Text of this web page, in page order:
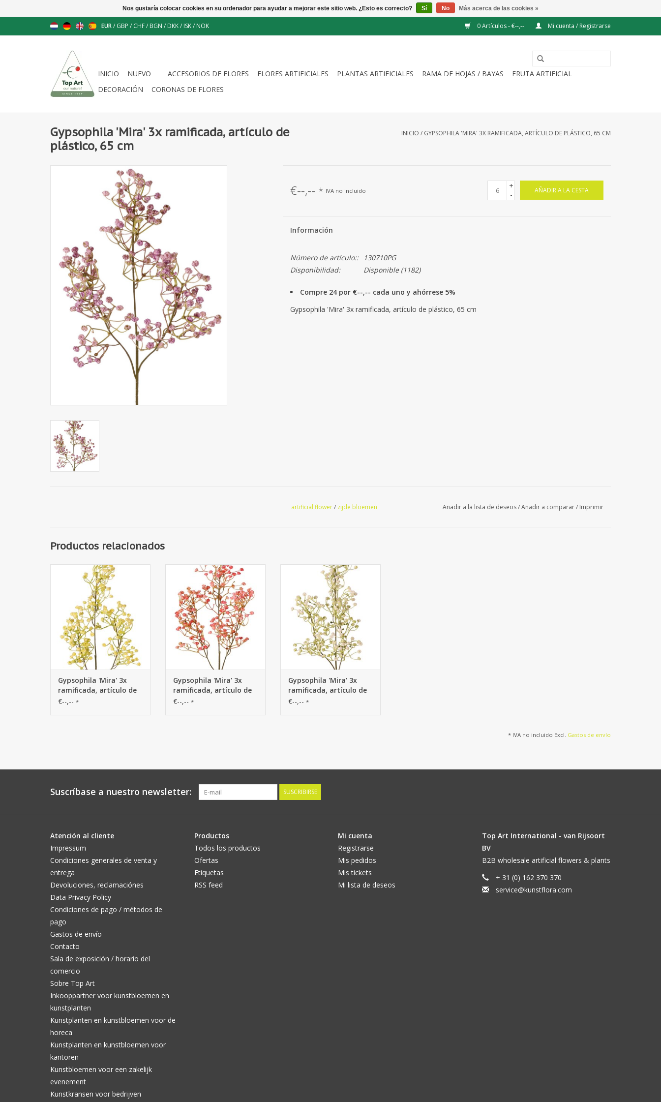
EUR/ GBP / CHF/ BGN / DKK/ ISK/ NOK 0 Artículos - €--,-- Mi cuenta / Registrarse
INICIO NUEVO ACCESORIOS DE FLORES FLORES ARTIFICIALES PLANTAS ARTIFICIALES RAMA DE HOJAS / BAYAS
FRUTA ARTIFICIAL
DECORACIÓN
CORONAS DE FLORES
Gypsophila 'Mira' 3x ramificada, artículo de
plástico, 65 cm
INICIO / GYPSOPHILA 'MIRA' 3X RAMIFICADA, ARTÍCULO DE PLÁSTICO, 65 CM
€--,-- * IVA no incluido
+
-
AÑADIR A LA CESTA
Información
Número de artículo::
130710PG
Disponibilidad:
Disponible(1182)
Compre 24 por €--,-- cada uno y ahórrese 5%
Gypsophila 'Mira' 3x ramificada, artículo de plástico, 65 cm
artificial flower/ zijde bloemen Añadir a la lista de deseos/Añadir a comparar/ Imprimir
Productos relacionados
130710AG - Gypsophila 'Mira' 3x
ramificada, artículo de plástico,
65 cm
Gypsophila 'Mira' 3x
ramificada, artículo de
plástico, 65 cm
€--,-- *
130710RS - Gypsophila 'Mira' 3x
ramificada, artículo de plástico,
65 cm
Gypsophila 'Mira' 3x
ramificada, artículo de
plástico, 65 cm
€--,-- *
130710WG - Gypsophila 'Mira'
3x ramificada, artículo de
plástico, 65 cm
Gypsophila 'Mira' 3x
ramificada, artículo de
plástico, 65 cm
€--,-- *
* IVA no incluido Excl. Gastos de envío
Suscríbase a nuestro newsletter: SUSCRIBIRSE
Atención al cliente
Impressum
Condiciones generales de venta y
entrega
Devoluciones, reclamaciónes
Data Privacy Policy
Condiciones de pago / métodos de
pago
Gastos de envío
Contacto
Sala de exposición / horario del
comercio
Sobre Top Art
Inkooppartner voor kunstbloemen en
kunstplanten
Kunstplanten en kunstbloemen voor de
horeca
Kunstplanten en kunstbloemen voor
kantoren
Kunstbloemen voor een zakelijk
evenement
Kunstkransen voor bedrijven
Productos
Todos los productos
Ofertas
Etiquetas
RSS feed
Mi cuenta
Registrarse
Mis pedidos
Mis tickets
Mi lista de deseos
Top Art International - van Rijsoort
BV
B2B wholesale artificial flowers & plants
+ 31 (0) 162 370 370
service@kunstflora.com
Nos gustaría colocar cookies en su ordenador para ayudar a mejorar este sitio web. ¿Esto es correcto? Sí No Más acerca de las cookies »